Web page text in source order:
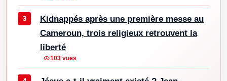
Kidnappés après une première messe au
Cameroun, trois religieux retrouvent la
liberté
103 vues